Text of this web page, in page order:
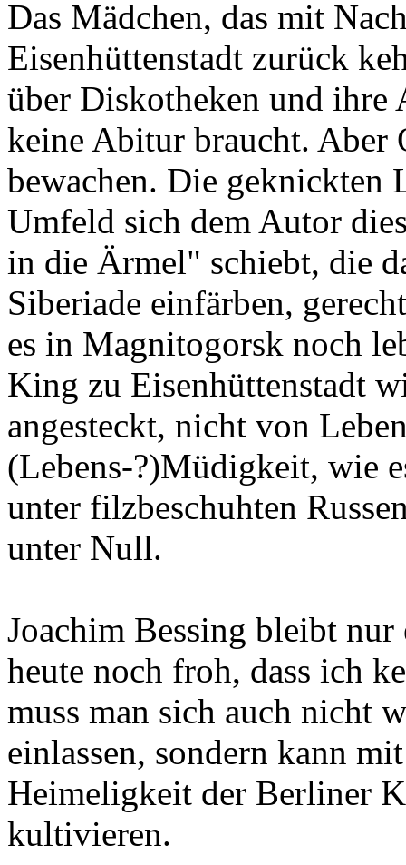
Das Mädchen, das mit
Eisenhüttenstadt zurück
über Diskotheken und ihre
keine Abitur braucht. Aber
bewachen. Die geknickten
Umfeld sich dem Autor
in die Ärmel" schiebt, die
Siberiade einfärben,
es in Magnitogorsk noch
King zu Eisenhüttenstadt
angesteckt, nicht von
(Lebens-?)Müdigkeit, wie
unter filzbeschuhten
unter Null.
Joachim Bessing bleibt
heute noch froh, dass ich
muss man sich auch nicht
einlassen, sondern kann
Heimeligkeit der Berliner
kultivieren.